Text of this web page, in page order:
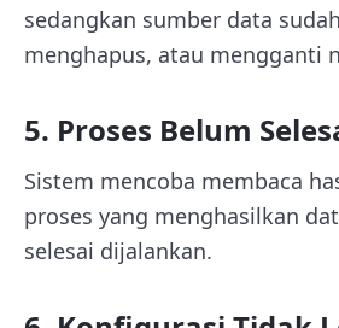
sedangkan sumber data
menghapus, atau mengganti
5. Proses Belum
Sistem mencoba membaca
proses yang menghasilkan
selesai dijalankan.